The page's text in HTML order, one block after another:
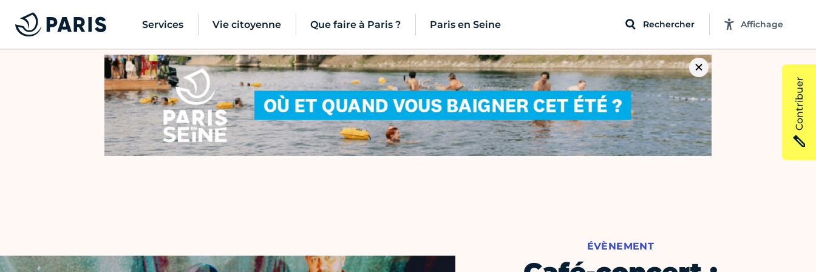
Services Vie citoyenne Que faire à Paris ? Paris en Seine Rechercher Affichage
ÉVÈNEMENT
Contribuer